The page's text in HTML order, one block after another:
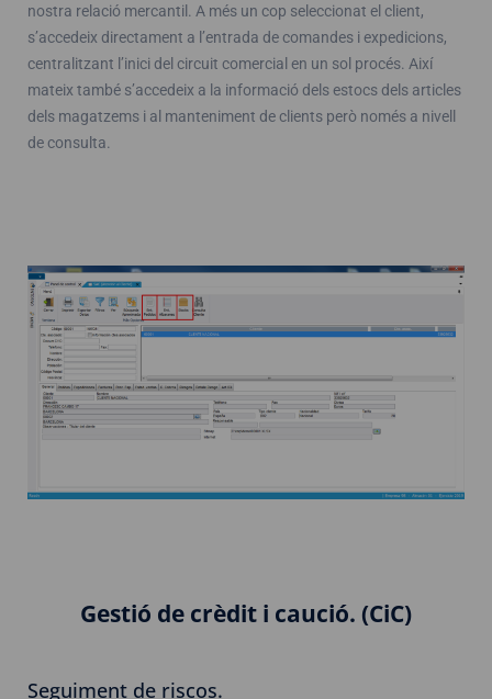
nostra relació mercantil. A més un cop seleccionat el client,
s’accedeix directament a l’entrada de comandes i expedicions,
centralitzant l’inici del circuit comercial en un sol procés. Així
mateix també s’accedeix a la informació dels estocs dels articles
dels magatzems i al manteniment de clients però només a nivell
de consulta.
Gestió de crèdit i caució. (CiC)
Seguiment de riscos.